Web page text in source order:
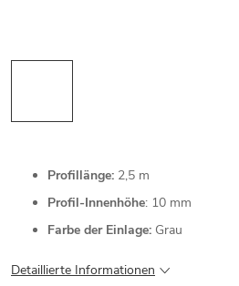
Profillänge: 2,5 m
Profil-Innenhöhe: 10 mm
Farbe der Einlage: Grau
Detaillierte Informationen